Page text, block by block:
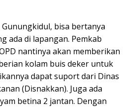
bisa bertanya
ada di lapangan. Pemkab
nantinya akan memberikan
kolam buis deker untuk
dapat suport dari Dinas
(Disnakkan). Juga ada
betina 2 jantan. Dengan